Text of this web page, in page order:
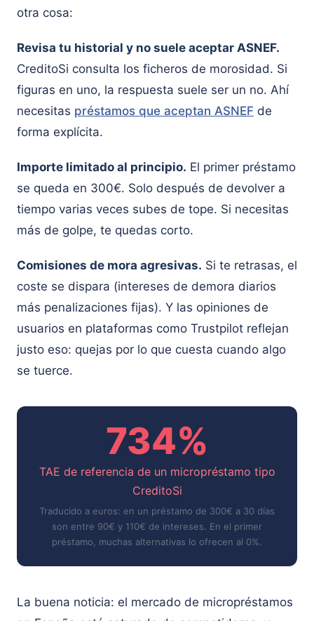
otra cosa:
Revisa tu historial y no suele aceptar ASNEF.
CreditoSi consulta los ficheros de morosidad. Si
figuras en uno, la respuesta suele ser un no. Ahí
necesitas préstamos que aceptan ASNEF de
forma explícita.
Importe limitado al principio. El primer préstamo
se queda en 300€. Solo después de devolver a
tiempo varias veces subes de tope. Si necesitas
más de golpe, te quedas corto.
Comisiones de mora agresivas. Si te retrasas, el
coste se dispara (intereses de demora diarios
más penalizaciones fijas). Y las opiniones de
usuarios en plataformas como Trustpilot reflejan
justo eso: quejas por lo que cuesta cuando algo
se tuerce.
734%
TAE de referencia de un micropréstamo tipo
CreditoSi
Traducido a euros: en un préstamo de 300€ a 30 días
son entre 90€ y 110€ de intereses. En el primer
préstamo, muchas alternativas lo ofrecen al 0%.
La buena noticia: el mercado de micropréstamos